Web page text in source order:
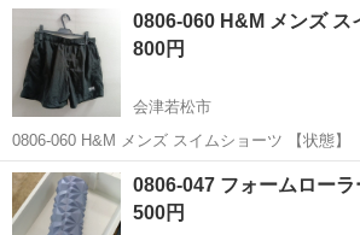
ざいます ・詳細は現地でご確認ください ・お値
福島 郡山市 その他 円形
0806-060 H&M メンズ ス
800円
会津若松市
0806-060 H&M メンズ スイムショーツ 【状態】 ・使用に伴う多少の
スレ、キズ、落としきれない汚れなどございま
認ください ・お値引きは出来かねますのでご了
福島 会津若松市
0806-047 フォームローラ
500円